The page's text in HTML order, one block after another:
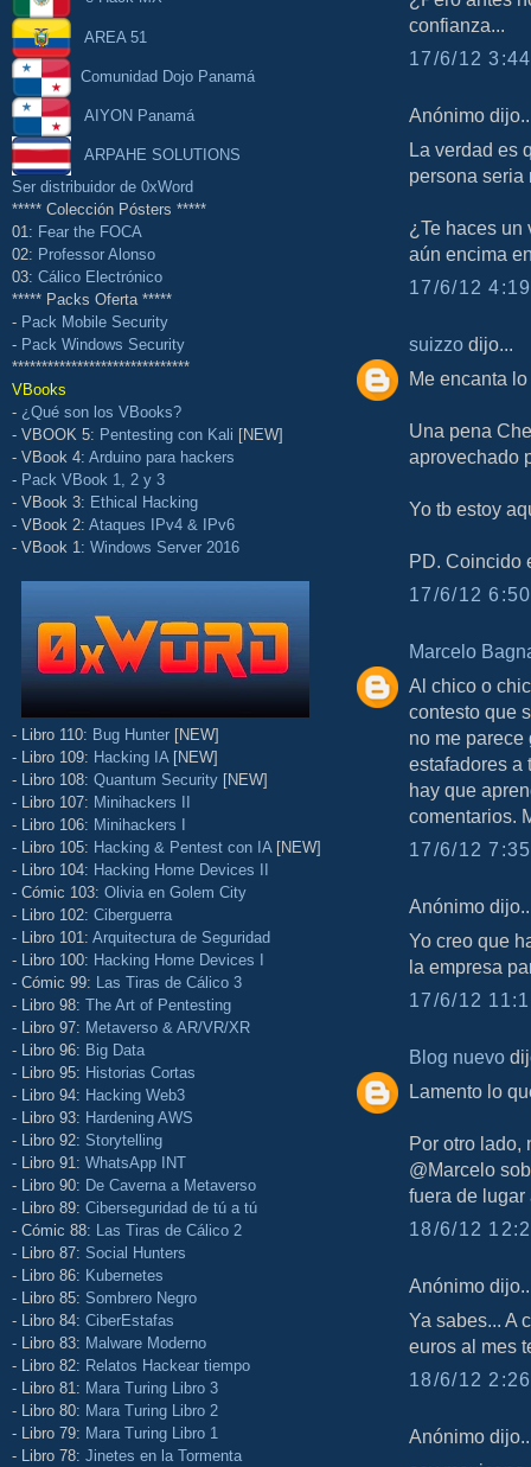
AREA 51
Comunidad Dojo Panamá
AIYON Panamá
ARPAHE SOLUTIONS
Ser distribuidor de 0xWord
***** Colección Pósters *****
01: Fear the FOCA
02: Professor Alonso
03: Cálico Electrónico
***** Packs Oferta *****
- Pack Mobile Security
- Pack Windows Security
******************************
VBooks
- ¿Qué son los VBooks?
- VBOOK 5: Pentesting con Kali [NEW]
- VBook 4: Arduino para hackers
- Pack VBook 1, 2 y 3
- VBook 3: Ethical Hacking
- VBook 2: Ataques IPv4 & IPv6
- VBook 1: Windows Server 2016
- Libro 110: Bug Hunter [NEW]
- Libro 109: Hacking IA [NEW]
- Libro 108: Quantum Security [NEW]
- Libro 107: Minihackers II
- Libro 106: Minihackers I
- Libro 105: Hacking & Pentest con IA [NEW]
- Libro 104: Hacking Home Devices II
- Cómic 103: Olivia en Golem City
- Libro 102: Ciberguerra
- Libro 101: Arquitectura de Seguridad
- Libro 100: Hacking Home Devices I
- Cómic 99: Las Tiras de Cálico 3
- Libro 98: The Art of Pentesting
- Libro 97: Metaverso & AR/VR/XR
- Libro 96: Big Data
- Libro 95: Historias Cortas
- Libro 94: Hacking Web3
- Libro 93: Hardening AWS
- Libro 92: Storytelling
- Libro 91: WhatsApp INT
- Libro 90: De Caverna a Metaverso
- Libro 89: Ciberseguridad de tú a tú
- Cómic 88: Las Tiras de Cálico 2
- Libro 87: Social Hunters
- Libro 86: Kubernetes
- Libro 85: Sombrero Negro
- Libro 84: CiberEstafas
- Libro 83: Malware Moderno
- Libro 82: Relatos Hackear tiempo
- Libro 81: Mara Turing Libro 3
- Libro 80: Mara Turing Libro 2
- Libro 79: Mara Turing Libro 1
- Libro 78: Jinetes en la Tormenta
confianza...
17/6/12
Anónimo
La verdad es
persona seria
¿Te haces un
aún encima
17/6/12
suizzo dijo...
Me encanta
Una pena
aprovechado
Yo tb estoy
PD. Coincido
17/6/12
Marcelo
Al chico o
contesto que
no me parece
estafadores a
hay que
comentarios.
17/6/12
Anónimo
Yo creo que
la empresa
17/6/12
Blog nuevo
Lamento lo
Por otro lado,
@Marcelo
fuera de
18/6/12
Anónimo
Ya sabes... A
euros al mes
18/6/12
Anónimo